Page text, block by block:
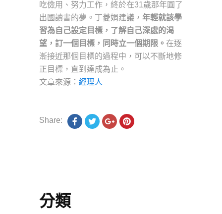
吃儉用、努力工作，終於在31歲那年圓了
出國讀書的夢。丁菱娟建議， 年輕就該學
習為自己設定目標，了解自己深處的渴
望，訂一個目標，同時立一個期限。 在逐
漸接近那個目標的過程中，可以不斷地修
正目標，直到達成為止。
文章來源： 經理人
Share:
分類